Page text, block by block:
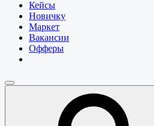
Кейсы
Новичку
Маркет
Вакансии
Офферы